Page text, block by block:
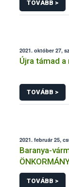
TOVÁBB >
2021. október 27,
Újra támad
TOVÁBB >
2021. február 25,
Baranya-
TOVÁBB >